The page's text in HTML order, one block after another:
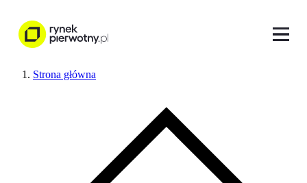
Strona główna